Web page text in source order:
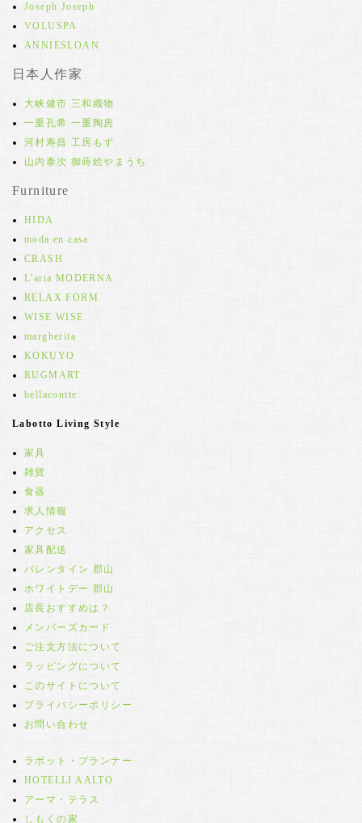
Joseph Joseph
VOLUSPA
ANNIESLOAN
日本人作家
大峡健市 三和織物
一重孔希 一重陶房
河村寿昌 工房もず
山内泰次 御蒔絵やまうち
Furniture
HIDA
moda en casa
CRASH
L'aria MODERNA
RELAX FORM
WISE WISE
margherita
KOKUYO
RUGMART
bellacontte
Labotto Living Style
家具
雑貨
食器
求人情報
アクセス
家具配送
バレンタイン 郡山
ホワイトデー 郡山
店長おすすめは？
メンバーズカード
ご注文方法について
ラッピングについて
このサイトについて
プライバシーポリシー
お問い合わせ
ラボット・プランナー
HOTELLI AALTO
アーマ・テラス
しもくの家